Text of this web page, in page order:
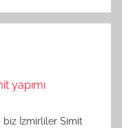
yapımı
biz İzmirliler Simit